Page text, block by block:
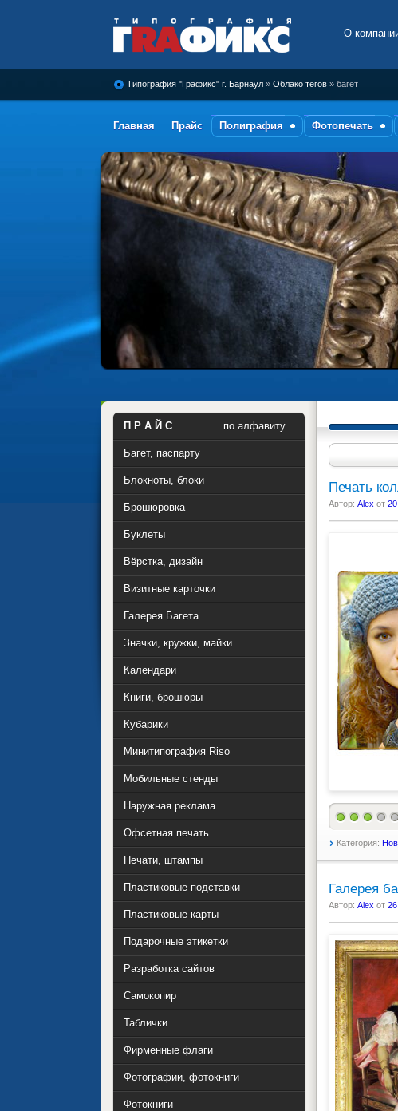
Барнаул
О
Типография "Графикс" г. Барнаул » Облако тегов » багет
Главная Прайс Полиграфия Фотопечать
Печать
Автор: Alex от
Категория:
Галерея
Автор: Alex от
П Р А Й С по алфавиту
Багет, паспарту
Блокноты, блоки
Брошюровка
Буклеты
Вёрстка, дизайн
Визитные карточки
Галерея Багета
Значки, кружки, майки
Календари
Книги, брошюры
Кубарики
Минитипография Riso
Мобильные стенды
Наружная реклама
Офсетная печать
Печати, штампы
Пластиковые подставки
Пластиковые карты
Подарочные этикетки
Разработка сайтов
Самокопир
Таблички
Фирменные флаги
Фотографии, фотокниги
Фотокниги